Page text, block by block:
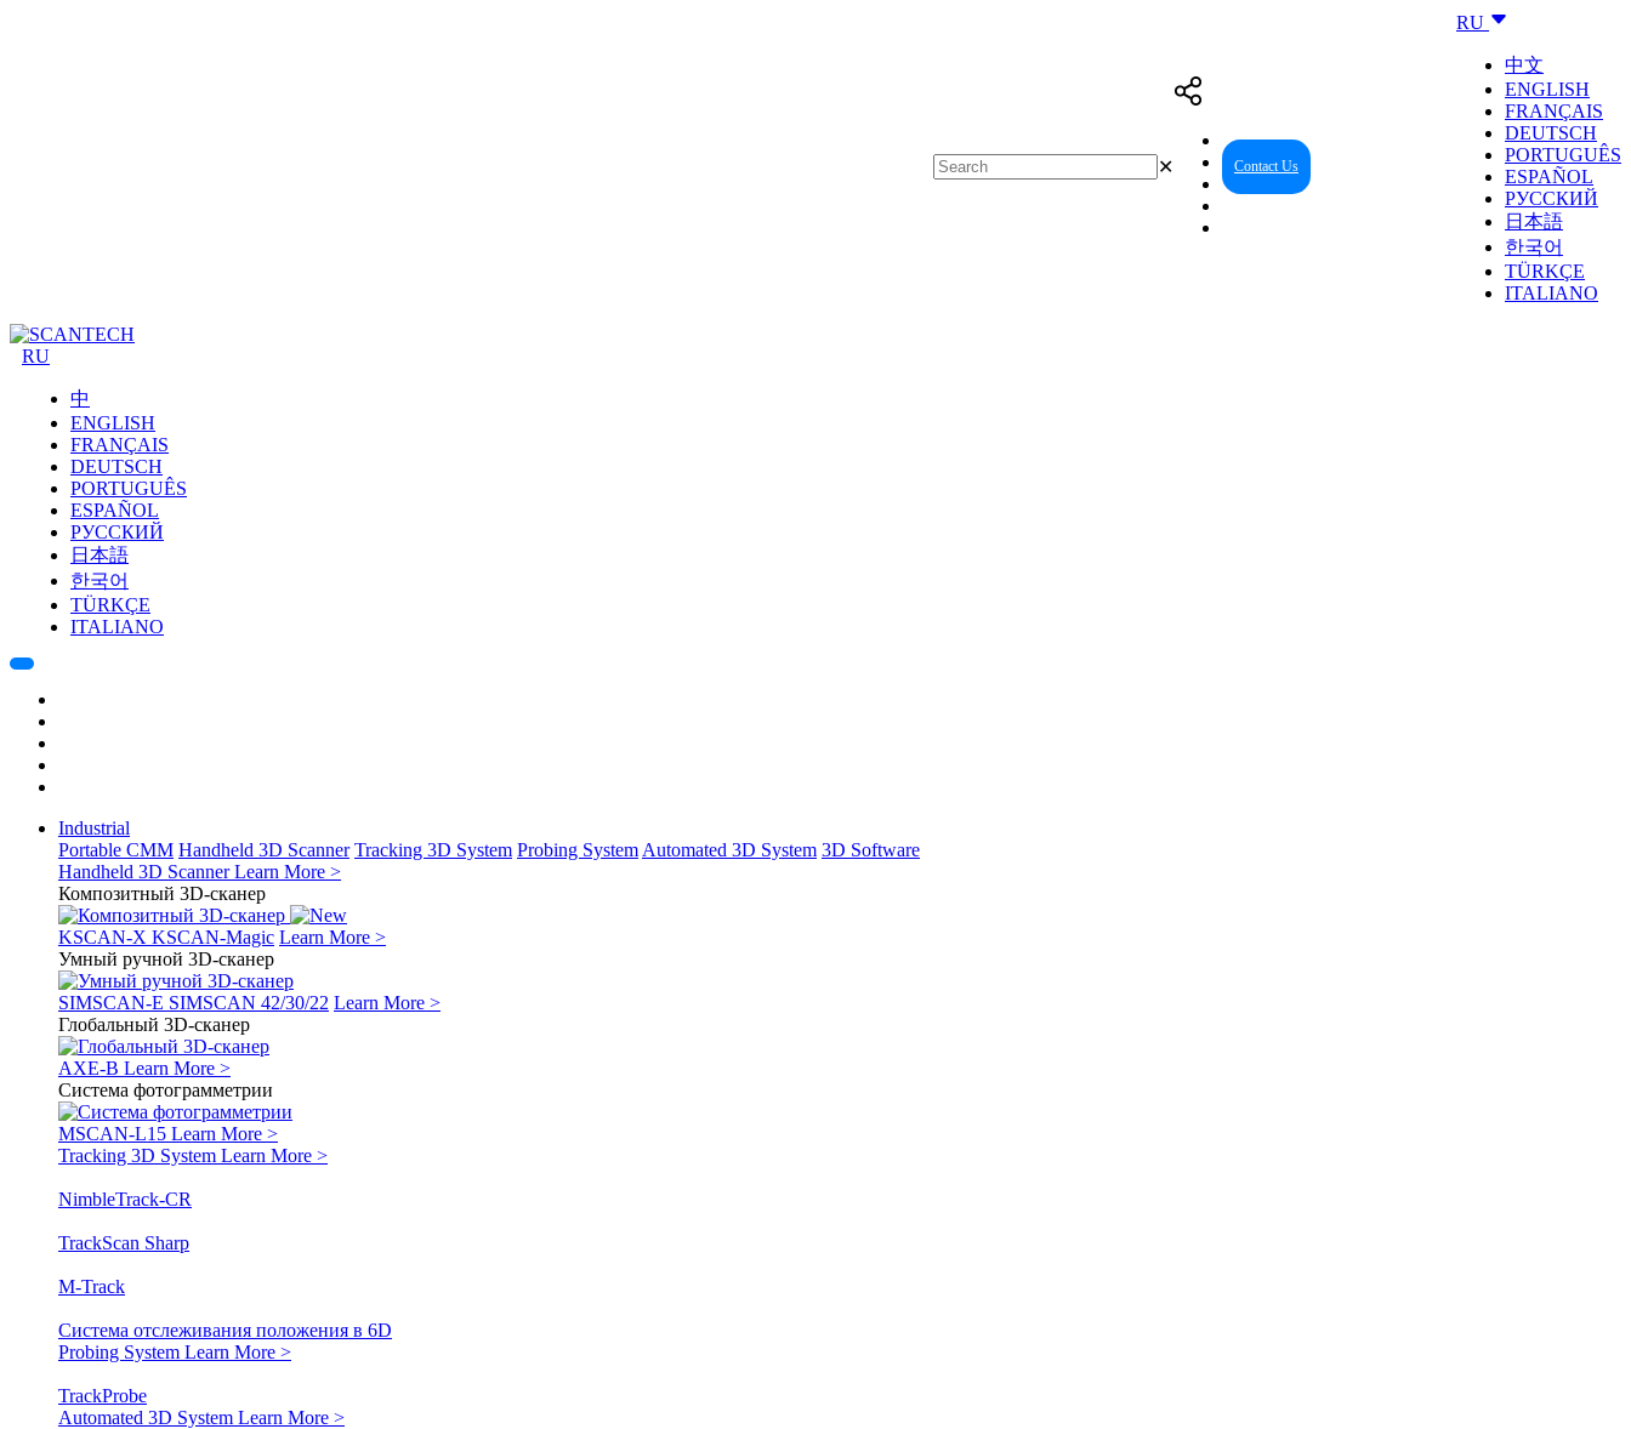
RU
中文
ENGLISH
FRANÇAIS
DEUTSCH
PORTUGUÊS
ESPAÑOL
РУССКИЙ
日本語
한국어
TÜRKÇE
ITALIANO
Contact Us
✕
RU
中
ENGLISH
FRANÇAIS
DEUTSCH
PORTUGUÊS
ESPAÑOL
РУССКИЙ
日本語
한국어
TÜRKÇE
ITALIANO
Industrial
Portable CMM Handheld 3D Scanner Tracking 3D System Probing System Automated 3D System 3D Software
Handheld 3D ScannerLearn More >
Композитный 3D-сканер
KSCAN-X KSCAN-Magic Learn More >
Умный ручной 3D-сканер
SIMSCAN-E SIMSCAN 42/30/22 Learn More >
Глобальный 3D-сканер
AXE-B Learn More >
Система фотограмметрии
MSCAN-L15 Learn More >
Tracking 3D System Learn More >
NimbleTrack-CR
TrackScan Sharp
M-Track
Система отслеживания положения в 6D
Probing System Learn More >
TrackProbe
Automated 3D System Learn More >